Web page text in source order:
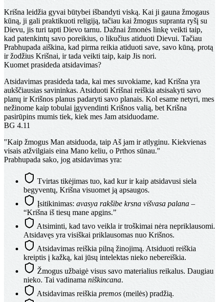
Krišna leidžia gyvai būtybei išbandyti viską. Kai ji gauna žmogaus
kūną, ji gali praktikuoti religiją, tačiau kai žmogus supranta ryšį su
Dievu, jis turi tapti Dievo tarnu. Dažnai žmonės linkę veikti taip,
kad patenkintų savo poreikius, o likučius atiduoti Dievui. Tačiau
Prabhupada aiškina, kad pirma reikia atiduoti save, savo kūną, protą
ir žodžius Krišnai, ir tada veikti taip, kaip Jis nori.
Kuomet prasideda atsidavimas?
Atsidavimas prasideda tada, kai mes suvokiame, kad Krišna yra
aukščiausias savininkas. Atsiduoti Krišnai reiškia atsisakyti savo
planų ir Krišnos planus padaryti savo planais. Kol esame netyri, mes
nežinome kaip tobulai įgyvendinti Krišnos valią, bet Krišna
pasirūpins mumis tiek, kiek mes Jam atsiduodame.
BG 4.11
"Kaip žmogus Man atsiduoda, taip Aš jam ir atlyginu. Kiekvienas
visais atžvilgiais eina Mano keliu, o Prthos sūnau."
Prabhupada sako, jog atsidavimas yra:
Tvirtas tikėjimas tuo, kad kur ir kaip atsidavusi siela
begyventų, Krišna visuomet ją apsaugos.
Įsitikinimas: avasya rakšibe krsna višvasa palana –
“Krišna iš tiesų mane apgins.”
Atsiminti, kad tavo veikla ir troškimai nėra nepriklausomi.
Atsidavęs yra visiškai priklausomas nuo Krišnos.
Atsidavimas reiškia pilną žinojimą. Atsiduoti reiškia
kreiptis į kažką, kai jūsų intelektas nieko nebereiškia.
Žmogus užbaigė visus savo materialius reikalus. Daugiau
nieko. Tai vadinama niškincana.
Atsidavimas reiškia premos (meilės) pradžią.